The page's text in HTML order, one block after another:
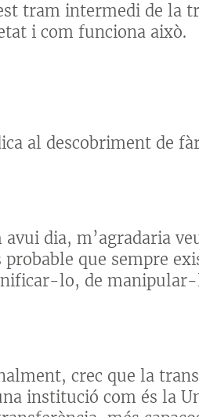
tram intermedi de la
i com funciona això.
al descobriment de
dia, m’agradaria
que sempre
lo, de
crec que la
institució com és la